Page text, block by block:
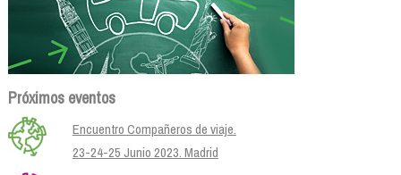
Próximos eventos
Encuentro Compañeros de viaje.
23-24-25 Junio 2023. Madrid